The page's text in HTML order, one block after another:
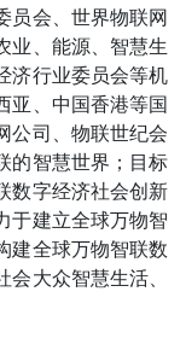
员会、世界物联网
业、能源、智慧生
济行业委员会等机
亚、中国香港等国
公司、物联世纪会
的智慧世界；目标
数字经济社会创新
于建立全球万物智
建全球万物智联数
大众智慧生活、